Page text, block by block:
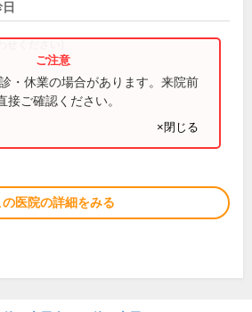
せください)
・休業の場合があります。来院前
接ご確認ください。
×閉じる
の医院の詳細をみる